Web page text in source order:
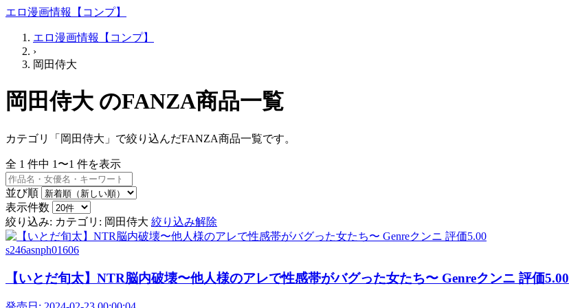
エロ漫画情報【コンプ】
エロ漫画情報【コンプ】
›
岡田侍大
岡田侍大 のFANZA商品一覧
カテゴリ「岡田侍大」で絞り込んだFANZA商品一覧です。
全 1 件中 1〜1 件を表示
並び順
表示件数
絞り込み: カテゴリ: 岡田侍大 絞り込み解除
s246asnph01606
【いとだ旬太】NTR脳内破壊〜他人様のアレで性感帯がバグった女たち〜 Genreクンニ 評価5.00